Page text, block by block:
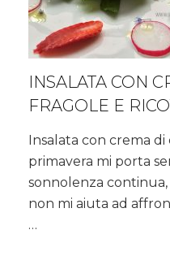
INSALATA CON
FRAGOLE E
Insalata con crema di
primavera mi porta
sonnolenza
non mi aiuta ad
…